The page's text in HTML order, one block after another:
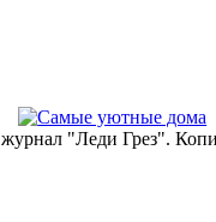
журнал "Леди Грез".